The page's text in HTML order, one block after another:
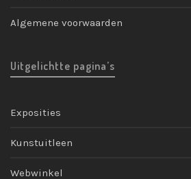
Algemene voorwaarden
Uitgelichtte pagina’s
Exposities
Kunstuitleen
Webwinkel